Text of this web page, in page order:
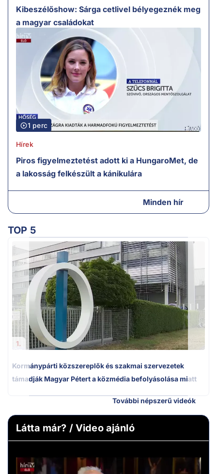
Kibeszélőshow: Sárga cetlivel bélyegeznék meg
a magyar családokat
1 perc
Hírek
Piros figyelmeztetést adott ki a HungaroMet, de
a lakosság felkészült a kánikulára
Minden hír
TOP 5
1.
Kormánypárti közszereplők és szakmai szervezetek
támadják Magyar Pétert a közmédia befolyásolása miatt
További népszerű videók
Látta már? / Video ajánló